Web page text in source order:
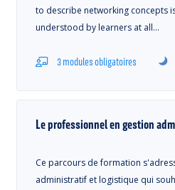
to describe networking concepts
understood by learners at all…
3 modules obligatoires
Le professionnel en gestion
Ce parcours de formation
administratif et logistique qui